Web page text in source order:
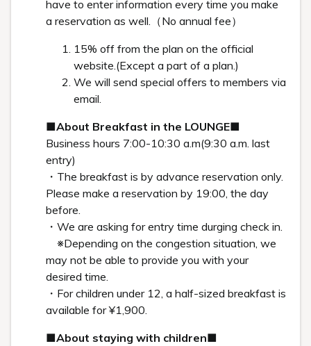
2020.11.04 新着情報
企画展のお知らせ The Place of Encounter 〜白井
屋ホテルの8人の作家〜
トップ お知らせ